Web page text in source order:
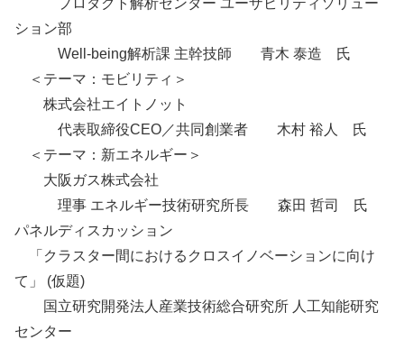
ション部
Well-being解析課 主幹技師 青木 泰造 氏
＜テーマ：モビリティ＞
株式会社エイトノット
代表取締役CEO／共同創業者 木村 裕人 氏
＜テーマ：新エネルギー＞
大阪ガス株式会社
理事 エネルギー技術研究所長 森田 哲司 氏
パネルディスカッション
「クラスター間におけるクロスイノベーションに向け
て」 (仮題)
国立研究開発法人産業技術総合研究所 人工知能研究
センター